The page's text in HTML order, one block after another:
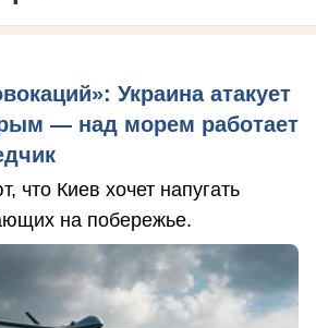
Украина атакует
— над морем работает
что Киев хочет напугать
на побережье.